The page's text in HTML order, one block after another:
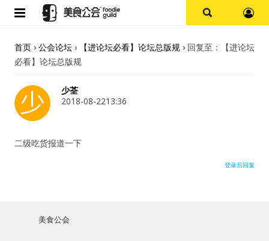
首页
探店报告
首页 › 公会论坛 › 【进论坛必看】论坛总版规 › 回复至：【进论坛
必看】论坛总版规
少荃
2018-08-2213:36
二级吃货报道一下
登录后回复
美食公会